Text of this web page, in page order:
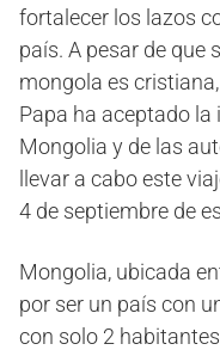
fortalecer los lazos
país. A pesar de que
mongola es
Papa ha aceptado
Mongolia y de las
llevar a cabo este
4 de septiembre de
Mongolia, ubicada
por ser un país con
con solo 2